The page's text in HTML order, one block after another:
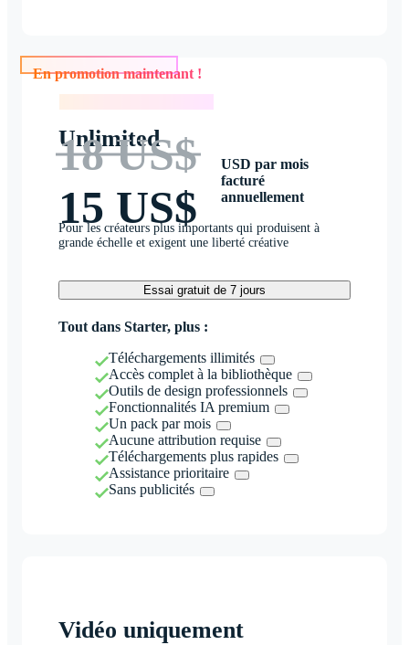
En promotion maintenant !
Unlimited
18 US$
15 US$
USD par mois
facturé
annuellement
Pour les créateurs plus importants qui produisent à
grande échelle et exigent une liberté créative
Essai gratuit de 7 jours
Tout dans Starter, plus :
Téléchargements illimités
Accès complet à la bibliothèque
Outils de design professionnels
Fonctionnalités IA premium
Un pack par mois
Aucune attribution requise
Téléchargements plus rapides
Assistance prioritaire
Sans publicités
Vidéo uniquement